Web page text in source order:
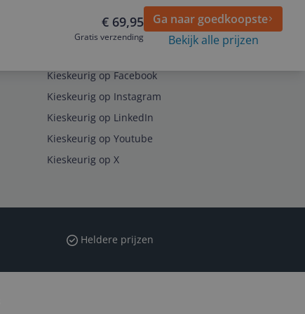
€ 69,95
Gratis verzending
Ga naar goedkoopste
Bekijk alle prijzen
Kieskeurig op Facebook
Kieskeurig op Instagram
Kieskeurig op LinkedIn
Kieskeurig op Youtube
Kieskeurig op X
Heldere prijzen